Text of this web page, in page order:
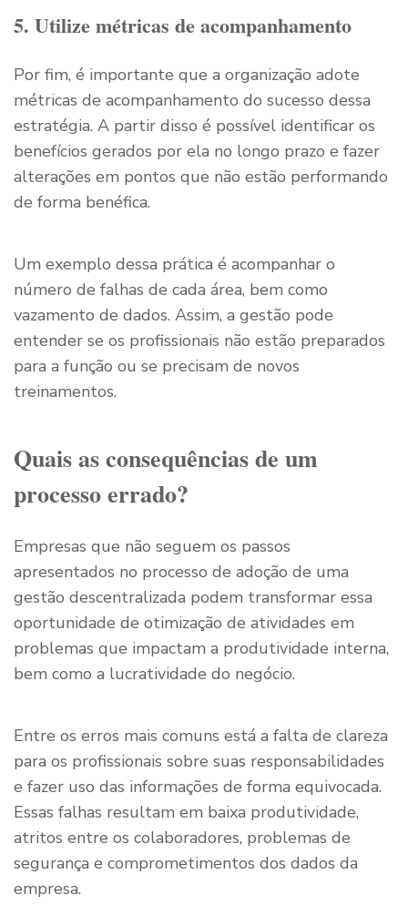
5. Utilize métricas de acompanhamento
Por fim, é importante que a organização adote
métricas de acompanhamento do sucesso dessa
estratégia. A partir disso é possível identificar os
benefícios gerados por ela no longo prazo e fazer
alterações em pontos que não estão performando
de forma benéfica.
Um exemplo dessa prática é acompanhar o
número de falhas de cada área, bem como
vazamento de dados. Assim, a gestão pode
entender se os profissionais não estão preparados
para a função ou se precisam de novos
treinamentos.
Quais as consequências de um
processo errado?
Empresas que não seguem os passos
apresentados no processo de adoção de uma
gestão descentralizada podem transformar essa
oportunidade de otimização de atividades em
problemas que impactam a produtividade interna,
bem como a lucratividade do negócio.
Entre os erros mais comuns está a falta de clareza
para os profissionais sobre suas responsabilidades
e fazer uso das informações de forma equivocada.
Essas falhas resultam em baixa produtividade,
atritos entre os colaboradores, problemas de
segurança e comprometimentos dos dados da
empresa.